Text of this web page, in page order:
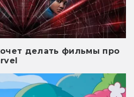
делать фильмы про